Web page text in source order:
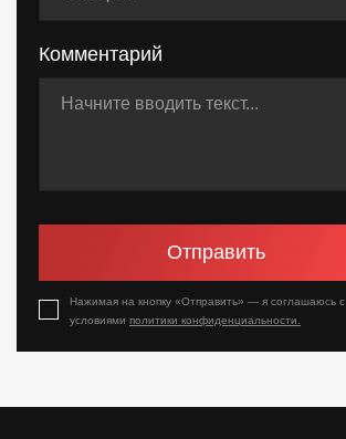
Комментарий
Отправить
Нажимая на кнопку «Отправить» — я соглашаюсь с
условиями политики конфиденциальности.